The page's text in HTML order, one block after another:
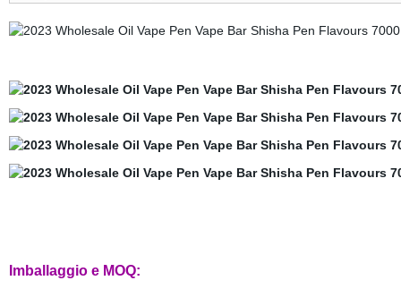
Imballaggio e MOQ: